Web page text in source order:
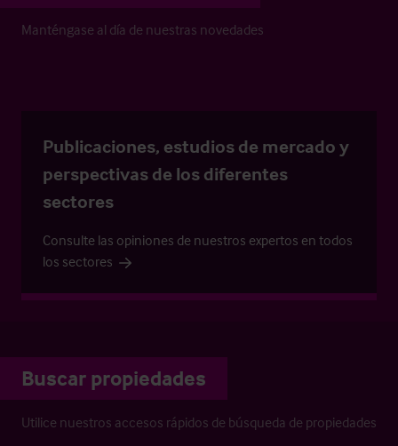
Manténgase al día de nuestras novedades
Publicaciones, estudios de mercado y
perspectivas de los diferentes
sectores
Consulte las opiniones de nuestros expertos en todos
los sectores
Buscar propiedades
Utilice nuestros accesos rápidos de búsqueda de propiedades